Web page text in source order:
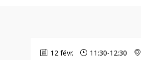
12 févr. 11:30-12:30